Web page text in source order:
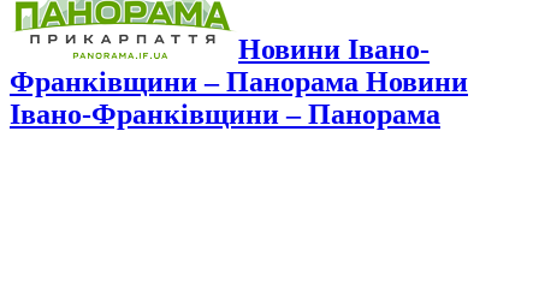
Новини Івано-
Франківщини – Панорама Новини
Івано-Франківщини – Панорама